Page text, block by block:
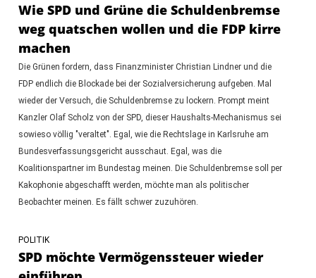
Wie SPD und Grüne die Schuldenbremse
weg quatschen wollen und die FDP kirre
machen
Die Grünen fordern, dass Finanzminister Christian Lindner und die
FDP endlich die Blockade bei der Sozialversicherung aufgeben. Mal
wieder der Versuch, die Schuldenbremse zu lockern. Prompt meint
Kanzler Olaf Scholz von der SPD, dieser Haushalts-Mechanismus sei
sowieso völlig "veraltet". Egal, wie die Rechtslage in Karlsruhe am
Bundesverfassungsgericht ausschaut. Egal, was die
Koalitionspartner im Bundestag meinen. Die Schuldenbremse soll per
Kakophonie abgeschafft werden, möchte man als politischer
Beobachter meinen. Es fällt schwer zuzuhören.
POLITIK
SPD möchte Vermögenssteuer wieder